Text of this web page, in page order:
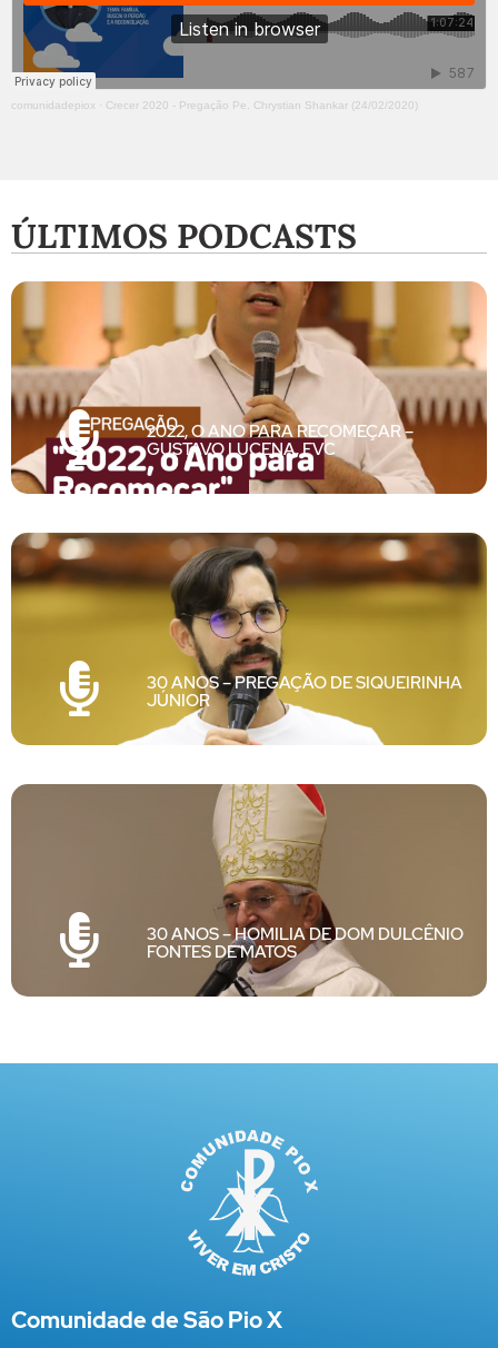
comunidadepiox · Crecer 2020 - Pregação Pe. Chrystian Shankar (24/02/2020)
ÚLTIMOS PODCASTS
2022, O ANO PARA RECOMEÇAR –
GUSTAVO LUCENA, FVC
30 ANOS – PREGAÇÃO DE SIQUEIRINHA
JÚNIOR
30 ANOS – HOMILIA DE DOM DULCÊNIO
FONTES DE MATOS
Comunidade de São Pio X